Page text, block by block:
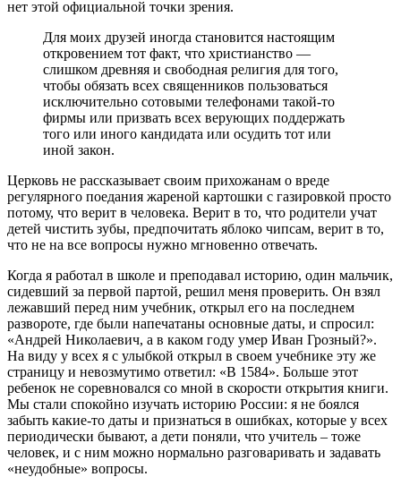
нет этой официальной точки зрения.
Для моих друзей иногда становится настоящим
откровением тот факт, что христианство —
слишком древняя и свободная религия для того,
чтобы обязать всех священников пользоваться
исключительно сотовыми телефонами такой-то
фирмы или призвать всех верующих поддержать
того или иного кандидата или осудить тот или
иной закон.
Церковь не рассказывает своим прихожанам о вреде
регулярного поедания жареной картошки с газировкой просто
потому, что верит в человека. Верит в то, что родители учат
детей чистить зубы, предпочитать яблоко чипсам, верит в то,
что не на все вопросы нужно мгновенно отвечать.
Когда я работал в школе и преподавал историю, один мальчик,
сидевший за первой партой, решил меня проверить. Он взял
лежавший перед ним учебник, открыл его на последнем
развороте, где были напечатаны основные даты, и спросил:
«Андрей Николаевич, а в каком году умер Иван Грозный?».
На виду у всех я с улыбкой открыл в своем учебнике эту же
страницу и невозмутимо ответил: «В 1584». Больше этот
ребенок не соревновался со мной в скорости открытия книги.
Мы стали спокойно изучать историю России: я не боялся
забыть какие-то даты и признаться в ошибках, которые у всех
периодически бывают, а дети поняли, что учитель – тоже
человек, и с ним можно нормально разговаривать и задавать
«неудобные» вопросы.